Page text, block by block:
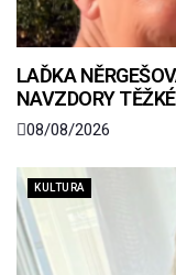
LAĎKA
NAVZDORY
08/08/2026
KULTURA